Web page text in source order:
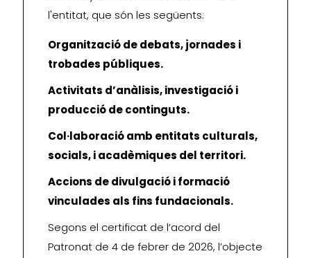
l'entitat, que són les següents:
Organització de debats, jornades i
trobades públiques.
Activitats d’anàlisis, investigació i
producció de continguts.
Col·laboració amb entitats culturals,
socials, i acadèmiques del territori.
Accions de divulgació i formació
vinculades als fins fundacionals.
Segons el certificat de l’acord del
Patronat de 4 de febrer de 2026, l’objecte